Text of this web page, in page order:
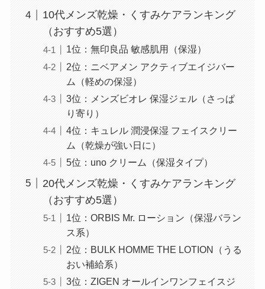
10代メンズ乾燥・くすみケアランキング
（おすすめ5選）
1位：無印良品 敏感肌用（保湿）
2位：ニベアメン アクティブエイジバー
ム（軽めの保湿）
3位：メンズビオレ 保湿ジェル（さっぱ
り寄り）
4位：キュレル 潤浸保湿 フェイスクリー
ム（乾燥が強い日に）
5位：uno クリーム（保湿タイプ）
20代メンズ乾燥・くすみケアランキング
（おすすめ5選）
1位：ORBIS Mr. ローション（保湿バラン
ス系）
2位：BULK HOMME THE LOTION（うる
おい補給系）
3位：ZIGEN オールインワンフェイスジ